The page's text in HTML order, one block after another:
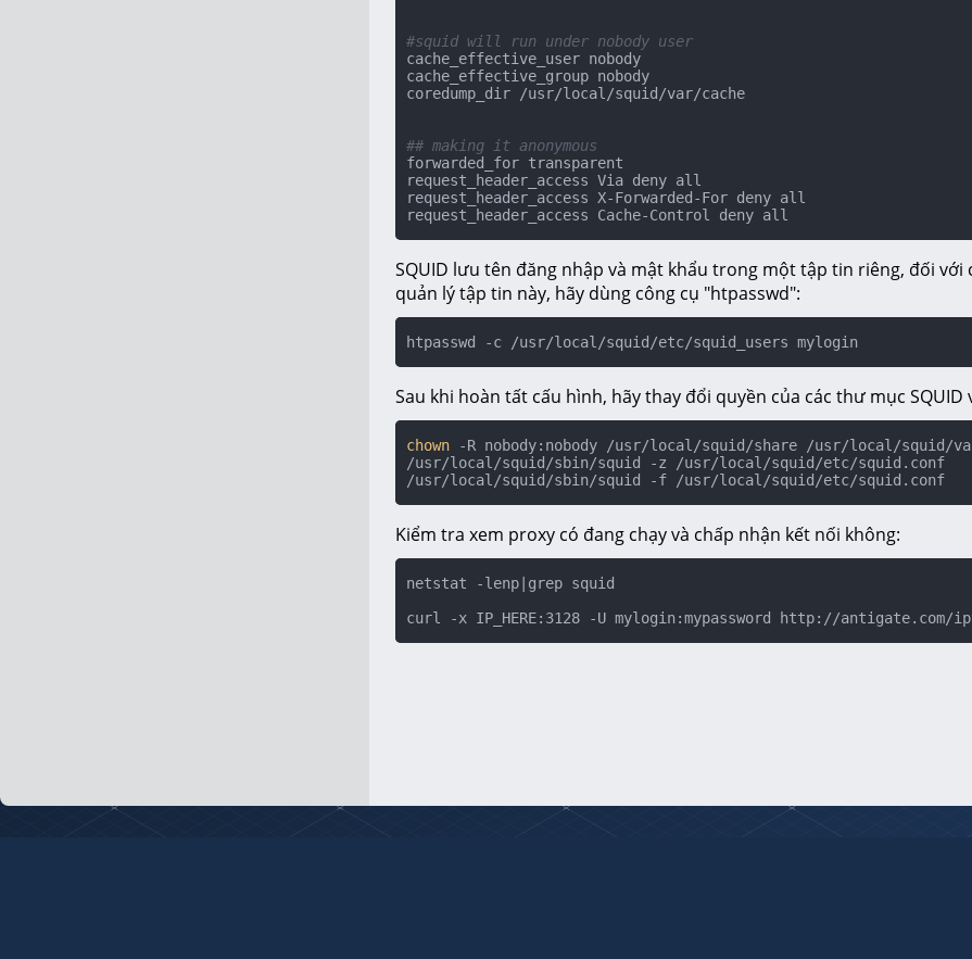
#squid will run under nobody user
cache_effective_user nobody
cache_effective_group nobody
coredump_dir /usr/local/squid/var/cache
## making it anonymous
forwarded_for transparent
request_header_access Via deny all
request_header_access X-Forwarded-For deny all
request_header_access Cache-Control deny all
SQUID lưu tên đăng nhập và mật khẩu trong một tập tin riêng, đối
quản lý tập tin này, hãy dùng công cụ "htpasswd":
htpasswd -c /usr/local/squid/etc/squid_users mylogin
Sau khi hoàn tất cấu hình, hãy thay đổi quyền của các thư mục
chown -R nobody:nobody /usr/local/squid/share /usr/local/squid/
/usr/local/squid/sbin/squid -z /usr/local/squid/etc/squid.conf
/usr/local/squid/sbin/squid -f /usr/local/squid/etc/squid.conf
Kiểm tra xem proxy có đang chạy và chấp nhận kết nối không:
netstat -lenp|grep squid
curl -x IP_HERE:3128 -U mylogin:mypassword http://antigate.com/